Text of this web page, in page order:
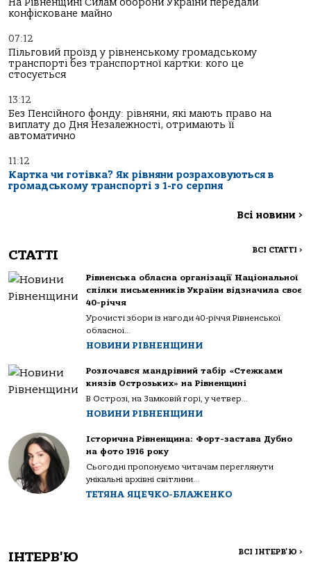
На Рівненщині Силам оборони України передали
конфісковане майно
07:12
Пільговий проїзд у рівненському громадському
транспорті без транспортної картки: кого це
стосується
13:12
Без Пенсійного фонду: рівняни, які мають право на
виплату до Дня Незалежності, отримають її
автоматично
11:12
Картка чи готівка? Як рівняни розраховуються в
громадському транспорті з 1-го серпня
Всі новини >
СТАТТІ ВСІ СТАТТІ >
Рівненська обласна організації Національної
спілки письменників України відзначила своє
40-річчя
Урочисті збори із нагоди 40-річчя Рівненської
обласної...
НОВИНИ РІВНЕНЩИНИ
Розпочався мандрівний табір «Стежками
князів Острозьких» на Рівненщині
В Острозі, на Замковій горі, у четвер...
НОВИНИ РІВНЕНЩИНИ
Історична Рівненщина: Форт-застава Дубно
на фото 1916 року
Сьогодні пропонуємо читачам переглянути
унікальні архівні світлини...
ТЕТЯНА ЯЦЕЧКО-БЛАЖЕНКО
ІНТЕРВ'Ю ВСІ ІНТЕРВ'Ю >